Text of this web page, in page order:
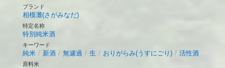
ブランド
相模灘(さがみなだ)
特定名称
特別純米酒
キーワード
純米 / 新酒 / 無濾過 / 生 / おりがらみ(うすにごり) / 活性酒
原料米